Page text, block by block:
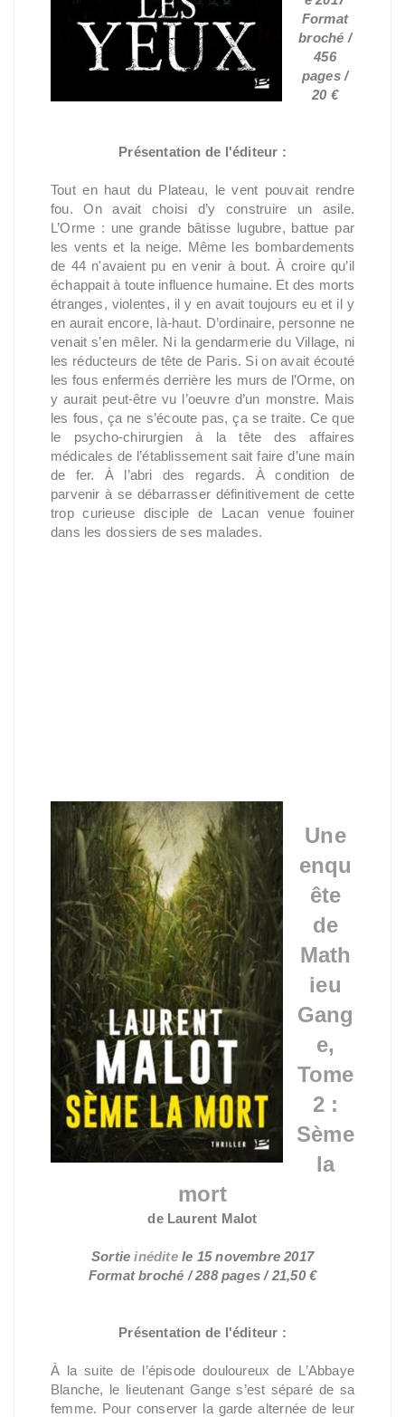
Format
broché /
456
pages /
20 €
Présentation de l'éditeur :
Tout en haut du Plateau, le vent pouvait rendre
fou. On avait choisi d’y construire un asile.
L’Orme : une grande bâtisse lugubre, battue par
les vents et la neige. Même les bombardements
de 44 n'avaient pu en venir à bout. À croire qu’il
échappait à toute influence humaine. Et des morts
étranges, violentes, il y en avait toujours eu et il y
en aurait encore, là-haut. D’ordinaire, personne ne
venait s’en mêler. Ni la gendarmerie du Village, ni
les réducteurs de tête de Paris. Si on avait écouté
les fous enfermés derrière les murs de l’Orme, on
y aurait peut-être vu l’oeuvre d’un monstre. Mais
les fous, ça ne s’écoute pas, ça se traite. Ce que
le psycho-chirurgien à la tête des affaires
médicales de l’établissement sait faire d’une main
de fer. À l’abri des regards. À condition de
parvenir à se débarrasser définitivement de cette
trop curieuse disciple de Lacan venue fouiner
dans les dossiers de ses malades.
Une
enqu
ête
de
Math
ieu
Gang
e,
Tome
2 :
Sème
la
mort
de Laurent Malot
Sortieinéditele 15 novembre 2017
Format broché / 288 pages / 21,50 €
Présentation de l'éditeur :
À la suite de l’épisode douloureux de L’Abbaye
Blanche, le lieutenant Gange s’est séparé de sa
femme. Pour conserver la garde alternée de leur